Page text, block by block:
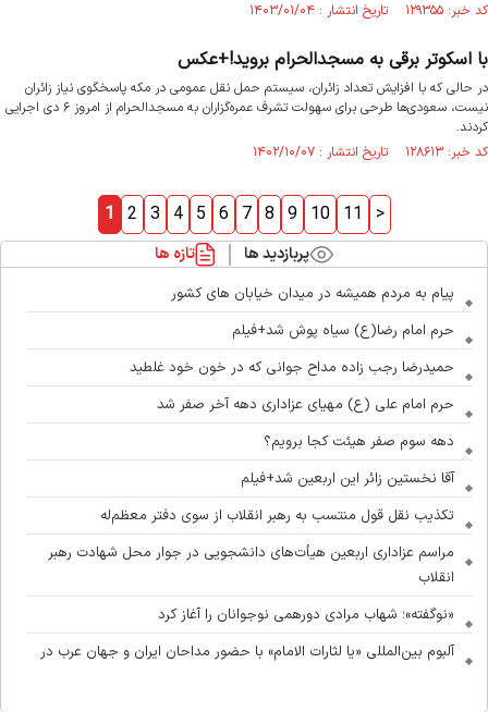
کد خبر: ۱۲۹۳۵۵ تاریخ انتشار : ۱۴۰۳/۰۱/۰۴
با اسکوتر برقی به مسجدالحرام بروید!+عکس
در حالی که با افزایش تعداد زائران، سیستم حمل ‌نقل عمومی در مکه پاسخگوی نیاز زائران
نیست، سعودی‌ها طرحی برای سهولت تشرف عمره‌گزاران به مسجدالحرام از امروز ۶ دی اجرایی
کردند.
کد خبر: ۱۲۸۶۱۳ تاریخ انتشار : ۱۴۰۲/۱۰/۰۷
1 2 3 4 5 6 7 8 9 10 11 >
پربازدید ها تازه ها
پیام به مردم همیشه در میدان خیابان های کشور
حرم امام رضا(ع) سیاه پوش شد+فیلم
حمیدرضا رجب زاده مداح جوانی که در خون خود غلطید
حرم امام علی (ع) مهیای عزاداری دهه آخر صفر شد
دهه سوم صفر هیئت کجا برویم؟
آقا نخستین زائر این اربعین شد+فیلم
تکذیب نقل قول منتسب به رهبر انقلاب از سوی دفتر معظم‌له
مراسم عزاداری اربعین هیأت‌های دانشجویی در جوار محل شهادت رهبر
انقلاب
«نوگفته»؛ شهاب مرادی دورهمی نوجوانان را آغاز کرد
آلبوم بین‌المللی «یا لثارات الامام» با حضور مداحان ایران و جهان عرب در